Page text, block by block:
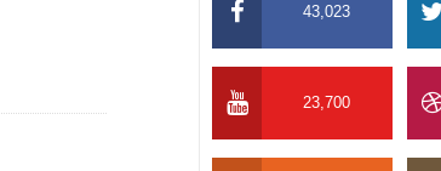
43,023
23,700